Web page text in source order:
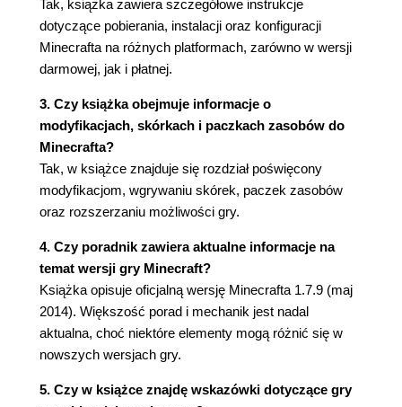
Tak, książka zawiera szczegółowe instrukcje
dotyczące pobierania, instalacji oraz konfiguracji
Minecrafta na różnych platformach, zarówno w wersji
darmowej, jak i płatnej.
3. Czy książka obejmuje informacje o
modyfikacjach, skórkach i paczkach zasobów do
Minecrafta?
Tak, w książce znajduje się rozdział poświęcony
modyfikacjom, wgrywaniu skórek, paczek zasobów
oraz rozszerzaniu możliwości gry.
4. Czy poradnik zawiera aktualne informacje na
temat wersji gry Minecraft?
Książka opisuje oficjalną wersję Minecrafta 1.7.9 (maj
2014). Większość porad i mechanik jest nadal
aktualna, choć niektóre elementy mogą różnić się w
nowszych wersjach gry.
5. Czy w książce znajdę wskazówki dotyczące gry